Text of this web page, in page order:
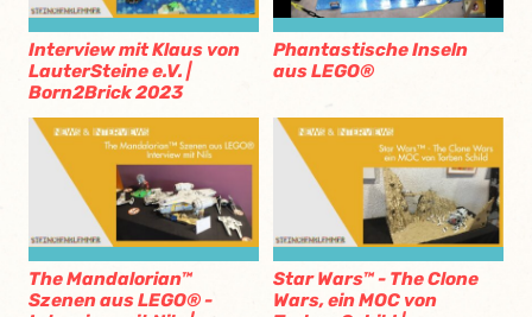
Interview mit Klaus von
LauterSteine e.V. |
Born2Brick 2023
Phantastische Inseln
aus LEGO®
The Mandalorian™
Szenen aus LEGO® -
Star Wars™ - The Clone
Wars, ein MOC von